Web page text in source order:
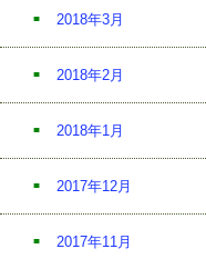
2018年3月
2018年2月
2018年1月
2017年12月
2017年11月